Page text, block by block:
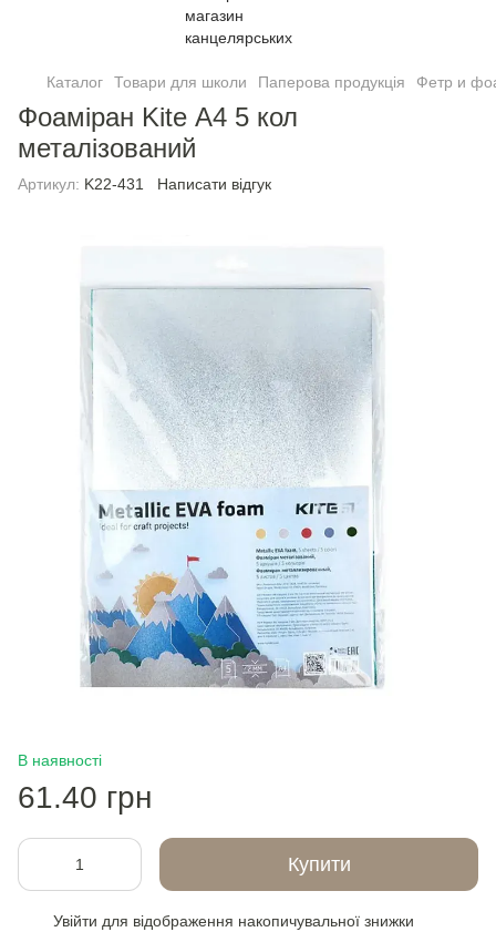
Каталог Товари для школи Паперова продукція Фетр и
Фоаміран Kite А4 5 кол
металiзований
Артикул: K22-431 Написати відгук
В наявності
61.40 грн
Купити
Увійти для відображення накопичувальної знижки